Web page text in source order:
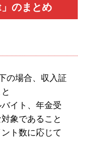
のまとめ
の場合、収入証
イト、年金受
象であること
ト数に応じて